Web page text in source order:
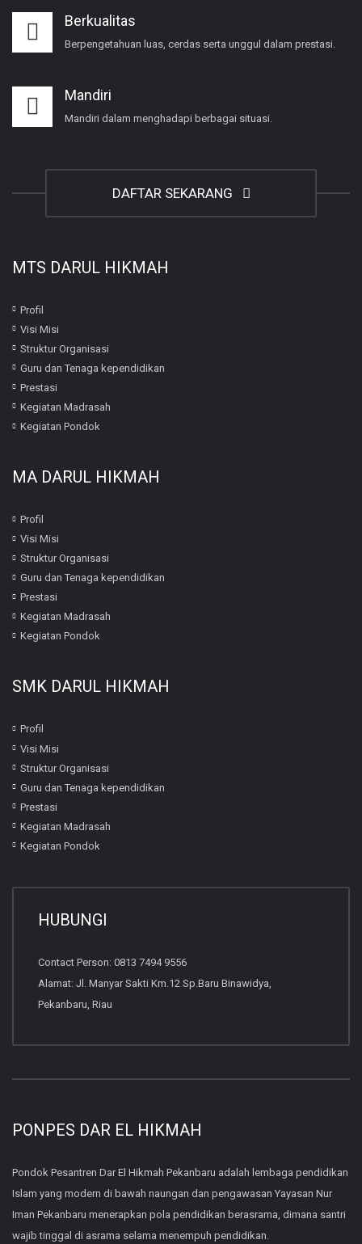
Berkualitas
Berpengetahuan luas, cerdas serta unggul dalam prestasi.
Mandiri
Mandiri dalam menghadapi berbagai situasi.
DAFTAR SEKARANG
MTS DARUL HIKMAH
Profil
Visi Misi
Struktur Organisasi
Guru dan Tenaga kependidikan
Prestasi
Kegiatan Madrasah
Kegiatan Pondok
MA DARUL HIKMAH
Profil
Visi Misi
Struktur Organisasi
Guru dan Tenaga kependidikan
Prestasi
Kegiatan Madrasah
Kegiatan Pondok
SMK DARUL HIKMAH
Profil
Visi Misi
Struktur Organisasi
Guru dan Tenaga kependidikan
Prestasi
Kegiatan Madrasah
Kegiatan Pondok
HUBUNGI
Contact Person: 0813 7494 9556
Alamat: Jl. Manyar Sakti Km.12 Sp.Baru Binawidya,
Pekanbaru, Riau
PONPES DAR EL HIKMAH
Pondok Pesantren Dar El Hikmah Pekanbaru adalah lembaga pendidikan
Islam yang modern di bawah naungan dan pengawasan Yayasan Nur
Iman Pekanbaru menerapkan pola pendidikan berasrama, dimana santri
wajib tinggal di asrama selama menempuh pendidikan.